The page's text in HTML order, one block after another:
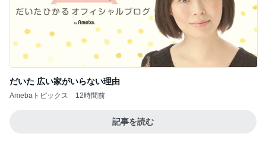
だいた 広い家がいらない理由
Amebaトピックス 12時間前
記事を読む